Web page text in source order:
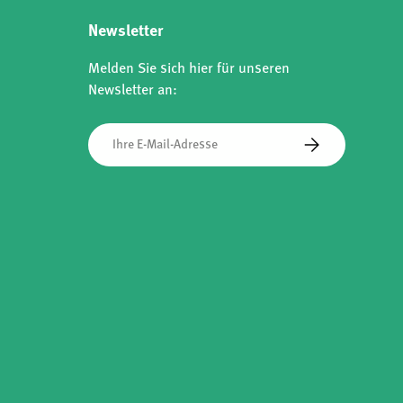
Newsletter
Melden Sie sich hier für unseren
Newsletter an:
E-Mail
Abonnieren